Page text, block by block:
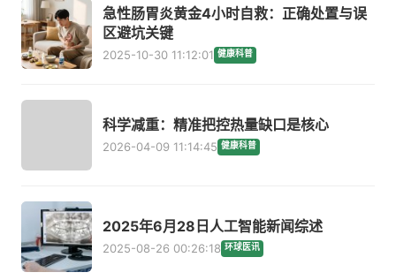
急性肠胃炎黄金4小时自救：正确处置与误
区避坑关键
2025-10-30 11:12:01 健康科普
科学减重：精准把控热量缺口是核心
2026-04-09 11:14:45 健康科普
2025年6月28日人工智能新闻综述
2025-08-26 00:26:18 环球医讯